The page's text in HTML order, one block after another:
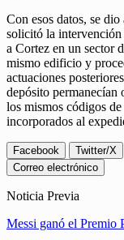
Con esos datos, se
solicitó la
a Cortez en un sector
mismo edificio y
actuaciones
depósito permanecían
los mismos códigos
incorporados al
Facebook Twitter/X
Correo electrónico
Noticia Previa
Messi ganó el Premio